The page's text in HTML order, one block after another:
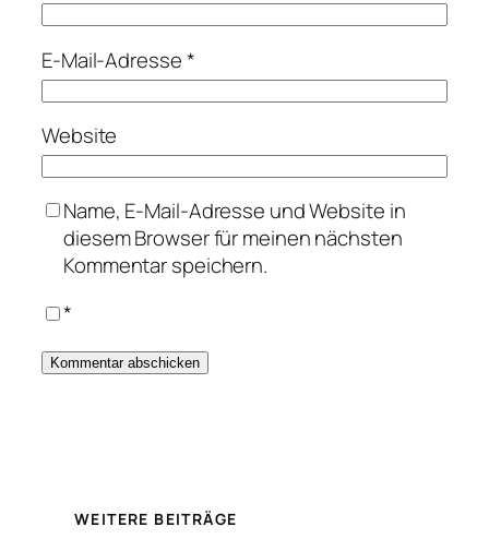
E-Mail-Adresse*
Website
Name, E-Mail-Adresse und Website in
diesem Browser für meinen nächsten
Kommentar speichern.
*
WEITERE BEITRÄGE